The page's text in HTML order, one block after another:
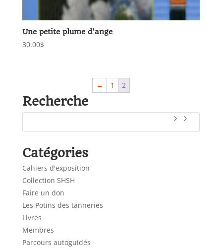
Une petite plume d’ange
30.00$
← 1 2
Recherche
Catégories
Cahiers d'exposition
Collection SHSH
Faire un don
Les Potins des tanneries
Livres
Membres
Parcours autoguidés